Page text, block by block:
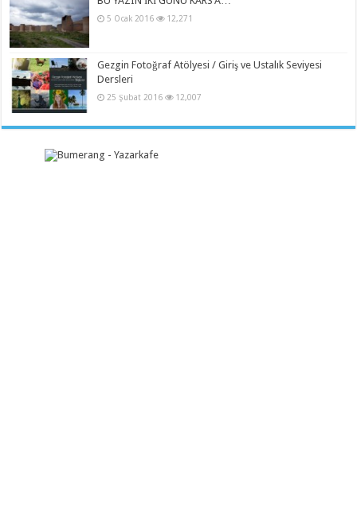
5 Ocak 2016 12,271
Gezgin Fotoğraf Atölyesi / Giriş ve Ustalık Seviyesi
Dersleri
25 Şubat 2016 12,007